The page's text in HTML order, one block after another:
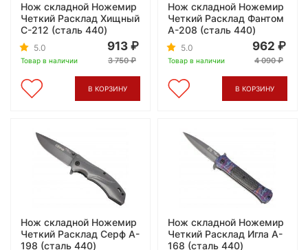
Нож складной Ножемир
Четкий Расклад Хищный
C-212 (сталь 440)
5.0
Товар в наличии
913
3 750
В КОРЗИНУ
Нож складной Ножемир
Четкий Расклад Фантом
A-208 (сталь 440)
5.0
Товар в наличии
962
4 090
В КОРЗИНУ
Нож складной Ножемир
Четкий Расклад Серф A-
198 (сталь 440)
Нож складной Ножемир
Четкий Расклад Игла A-
168 (сталь 440)